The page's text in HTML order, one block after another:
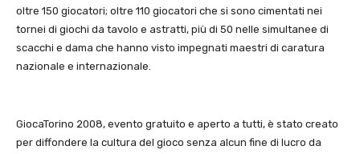
oltre 150 giocatori; oltre 110 giocatori che si sono cimentati nei
tornei di giochi da tavolo e astratti, più di 50 nelle simultanee di
scacchi e dama che hanno visto impegnati maestri di caratura
nazionale e internazionale.
GiocaTorino 2008, evento gratuito e aperto a tutti, è stato creato
per diffondere la cultura del gioco senza alcun fine di lucro da